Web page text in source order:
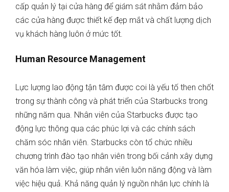
cấp quản lý tại cửa hàng để giám sát nhằm đảm bảo
các cửa hàng được thiết kế đẹp mắt và chất lượng dịch
vụ khách hàng luôn ở mức tốt.
Human Resource Management
Lực lượng lao động tận tâm được coi là yếu tố then chốt
trong sự thành công và phát triển của Starbucks trong
những năm qua. Nhân viên của Starbucks được tạo
động lực thông qua các phúc lợi và các chính sách
chăm sóc nhân viên. Starbucks còn tổ chức nhiều
chương trình đào tạo nhân viên trong bối cảnh xây dựng
văn hóa làm việc, giúp nhân viên luôn năng động và làm
việc hiệu quả. Khả năng quản lý nguồn nhân lực chính là